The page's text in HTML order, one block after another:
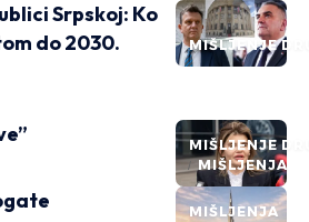
MIŠLJENJE
Srpskoj: Ko
do 2030.
MIŠLJENJE
MIŠLJENJA
MIŠLJENJA